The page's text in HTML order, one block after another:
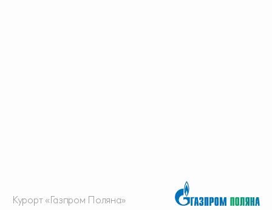
Курорт «Газпром Поляна»